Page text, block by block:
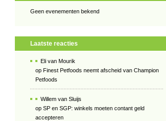
Geen evenementen bekend
Laatste reacties
Eli van Mourik
op Finest Petfoods neemt afscheid van Champion
Petfoods
Willem van Sluijs
op SP en SGP: winkels moeten contant geld
accepteren